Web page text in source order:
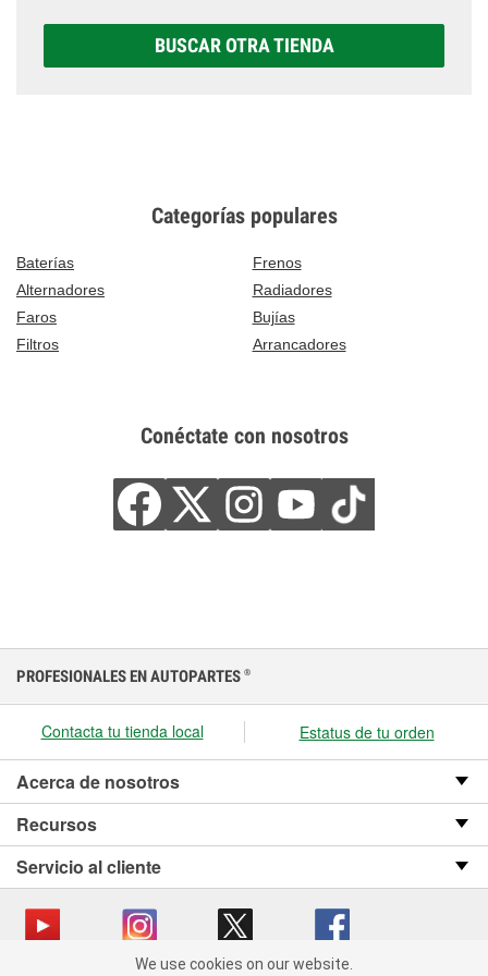
BUSCAR OTRA TIENDA
Categorías populares
Baterías
Frenos
Alternadores
Radiadores
Faros
Bujías
Filtros
Arrancadores
Conéctate con nosotros
PROFESIONALES EN AUTOPARTES ®
Contacta tu tienda local Estatus de tu orden
Acerca de nosotros
Recursos
Servicio al cliente
We use cookies on our website.